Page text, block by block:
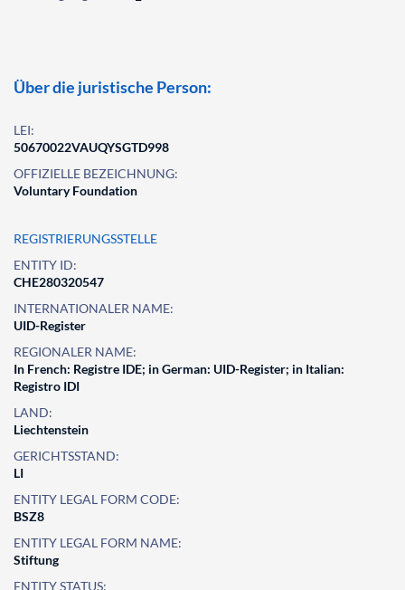
Über die juristische Person:
LEI:
50670022VAUQYSGTD998
OFFIZIELLE BEZEICHNUNG:
Voluntary Foundation
REGISTRIERUNGSSTELLE
ENTITY ID:
CHE280320547
INTERNATIONALER NAME:
UID-Register
REGIONALER NAME:
In French: Registre IDE; in German: UID-Register; in Italian:
Registro IDI
LAND:
Liechtenstein
GERICHTSSTAND:
LI
ENTITY LEGAL FORM CODE:
BSZ8
ENTITY LEGAL FORM NAME:
Stiftung
ENTITY STATUS: